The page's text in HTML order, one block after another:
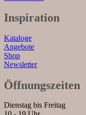
Inspiration
Kataloge
Angebote
Shop
Newsletter
Öffnungszeiten
Dienstag bis Freitag